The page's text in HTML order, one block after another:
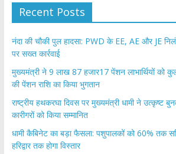
Recent Posts
नंदा की चौकी पुल हादसा: PWD के EE, AE और JE
पर सख्त कार्रवाई
मुख्यमंत्री ने 9 लाख 87 हजार17 पेंशन लाभार्थियों
की पेंशन राशि का किया भुगतान
राष्ट्रीय हथकरघा दिवस पर मुख्यमंत्री धामी ने उत्कृष्ट
कारीगरों को किया सम्मानित
​धामी कैबिनेट का बड़ा फैसला: पशुपालकों को 60% तक
हरिद्वार तक होगा विस्तार